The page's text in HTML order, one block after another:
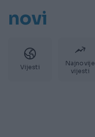
novi
Vijesti
Najnovije
vijesti